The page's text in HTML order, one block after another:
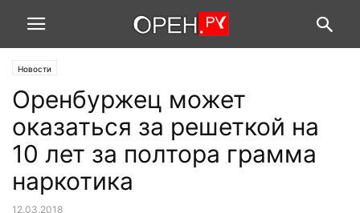
Новости
Оренбуржец может
оказаться за решеткой на
10 лет за полтора грамма
наркотика
12.03.2018